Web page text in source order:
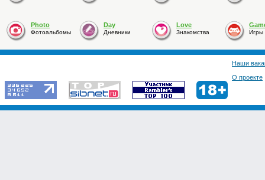
Photo
Фотоальбомы
Day
Дневники
Love
Знакомства Игры
Наши
О проекте